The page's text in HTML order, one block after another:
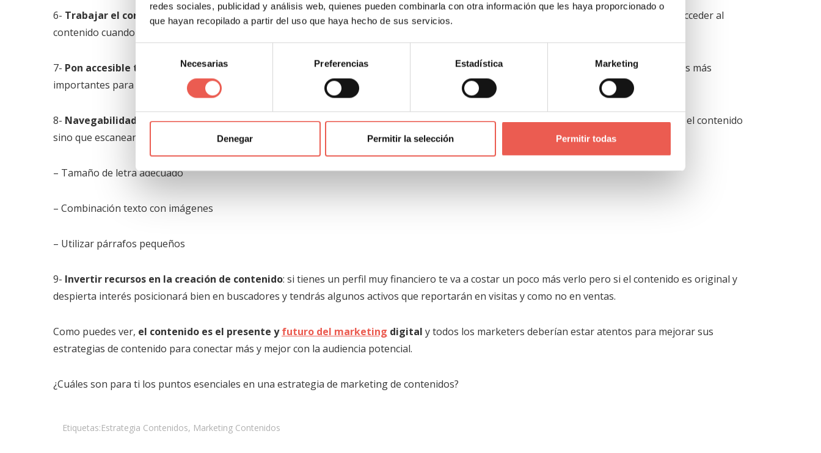
redes sociales, publicidad y análisis web, quienes pueden combinarla con otra información que les haya proporcionado o
que hayan recopilado a partir del uso que haya hecho de sus servicios.
de
consentimiento
Necesarias Preferencias Estadística Marketing
Denegar Permitir la selección Permitir todas
6- Trabajar el contexto del propio contenido : al estar inmersos en una actualidad multi-dispositivo, es importante que la gente pueda acceder al
contenido cuando y como quiera. Por lo tanto, adaptar el contenido para tabletas y móviles es fundamental.
7- Pon accesible todas las redes sociales
: hay que envolver de forma elegante el contenido con los distintos botones de las redes sociales más
importantes para ganar en visibilidad.
8- Navegabilidad agradable: hay cosas que perecen no tan importantes pero sí lo son teniendo en cuenta que los usuarios no leen todo el contenido
sino que escanean lo importante.
– Tamaño de letra adecuado
– Combinación texto con imágenes
– Utilizar párrafos pequeños
9- Invertir recursos en la creación de contenido: si tienes un perfil muy financiero te va a costar un poco más verlo pero si el contenido es original y
despierta interés posicionará bien en buscadores y tendrás algunos activos que reportarán en visitas y como no en ventas.
Como puedes ver, el contenido es el presente yfuturo del marketing digital y todos los marketers deberían estar atentos para mejorar sus
estrategias de contenido para conectar más y mejor con la audiencia potencial.
¿Cuáles son para ti los puntos esenciales en una estrategia de marketing de contenidos?
Etiquetas:Estrategia Contenidos, Marketing Contenidos